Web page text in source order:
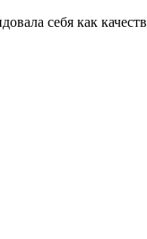
себя как